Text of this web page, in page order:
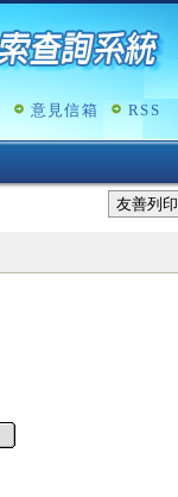
意見信箱 RSS
友善列印